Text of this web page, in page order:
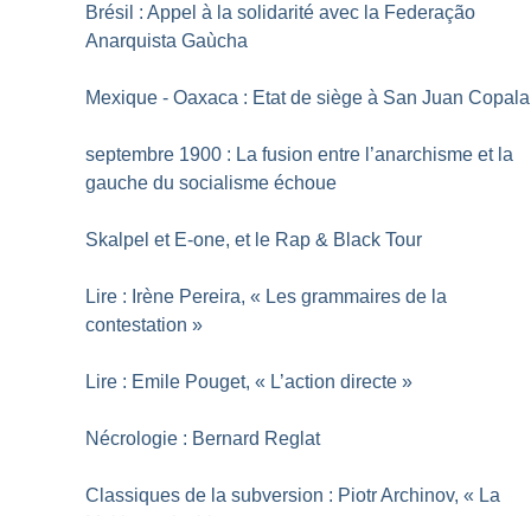
Brésil : Appel à la solidarité avec la Federação
Anarquista Gaùcha
Mexique - Oaxaca : Etat de siège à San Juan Copala
septembre 1900 : La fusion entre l’anarchisme et la
gauche du socialisme échoue
Skalpel et E-one, et le Rap & Black Tour
Lire : Irène Pereira, « Les grammaires de la
contestation »
Lire : Emile Pouget, « L’action directe »
Nécrologie : Bernard Reglat
Classiques de la subversion : Piotr Archinov, « La